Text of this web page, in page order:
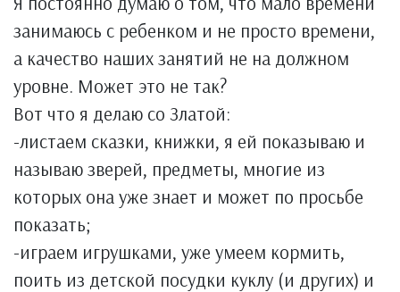
занимаюсь с ребенком и не просто времени,
а качество наших занятий не на должном
уровне. Может это не так?
Вот что я делаю со Златой:
-листаем сказки, книжки, я ей показываю и
называю зверей, предметы, многие из
которых она уже знает и может по просьбе
показать;
-играем игрушками, уже умеем кормить,
поить из детской посудки куклу (и других) и